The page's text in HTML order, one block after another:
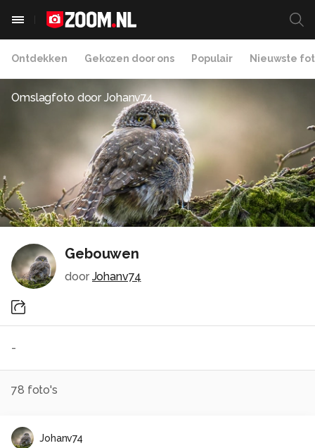
Ontdekken Gekozen door ons Populair Nieuwste
Omslagfoto doorJohanv74
Gebouwen
door Johanv74
-
78 foto's
Johanv74